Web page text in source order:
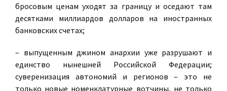
бросовым ценам уходят за границу и оседают там
десятками миллиардов долларов на иностранных
банковских счетах;
– выпущенным джином анархии уже разрушают и
единство нынешней Российской Федерации;
суверенизация автономий и регионов – это не
только новые номенклатурные вотчины, не только